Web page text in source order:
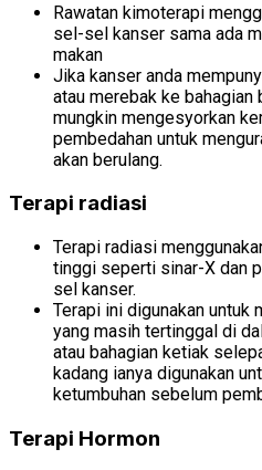
Rawatan kimoterapi
sel-sel kanser sama ada
makan
Jika kanser anda
atau merebak ke bahagian
mungkin mengesyorkan
pembedahan untuk
akan berulang.
Terapi radiasi
Terapi radiasi
tinggi seperti sinar-X dan
sel kanser.
Terapi ini digunakan untuk
yang masih tertinggal di
atau bahagian ketiak
kadang ianya digunakan
ketumbuhan sebelum
Terapi Hormon